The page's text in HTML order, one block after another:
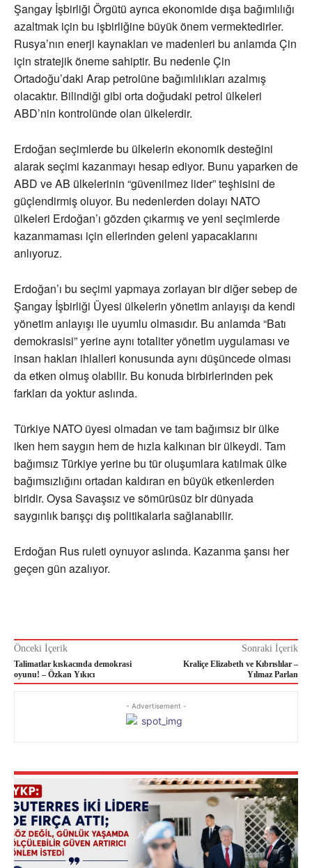
Şangay İşbirliği Örgütü ayrıca ekonomide dışa bağımlılığı
azaltmak için bu işbirliğine büyük önem vermektedirler.
Rusya’nın enerji kaynakları ve madenleri bu anlamda Çin
için stratejik öneme sahiptir. Bu nedenle Çin
Ortadoğu’daki Arap petrolüne bağımlılıkları azalmış
olacaktır. Bilindiği gibi orta doğudaki petrol ülkeleri
ABD’nin kontrolünde olan ülkelerdir.
Erdoğan seçimlerde bu ülkelerin ekonomik desteğini
alarak seçimi kazanmayı hesap ediyor. Bunu yaparken de
ABD ve AB ülkelerinin “güvenilmez lider” teşhisini de
güçlendirmiş oluyor. Bu nedenlerden dolayı NATO
ülkeleri Erdoğan’ı gözden çıkarmış ve yeni seçimlerde
kazanmaması için ellerinden geleni yapacaklarını
anlıyoruz.
Erdoğan’ı bu seçimi yapmaya zorlayan bir diğer sebep de
Şangay İşbirliği Üyesi ülkelerin yönetim anlayışı da kendi
yönetim anlayışı ile uyumlu olmasıdır. Bu anlamda “Batı
demokrasisi” yerine aynı totaliter yönetim uygulaması ve
insan hakları ihlalleri konusunda aynı düşüncede olması
da etken olmuş olabilir. Bu konuda birbirlerinden pek
farkları da yoktur aslında.
Türkiye NATO üyesi olmadan ve tam bağımsız bir ülke
iken hem saygın hem de hızla kalkınan bir ülkeydi. Tam
bağımsız Türkiye yerine bu tür oluşumlara katılmak ülke
bağımsızlığını ortadan kaldıran en büyük etkenlerden
biridir. Oysa Savaşsız ve sömürüsüz bir dünyada
saygınlık barışçı dış politikalarla sağlanabilir.
Erdoğan Rus ruleti oynuyor aslında. Kazanma şansı her
geçen gün azalıyor.
Önceki İçerik
Talimatlar kıskacında demokrasi
oyunu! – Özkan Yıkıcı
Sonraki İçerik
Kraliçe Elizabeth ve Kıbrıslılar –
Yılmaz Parlan
- Advertisement -